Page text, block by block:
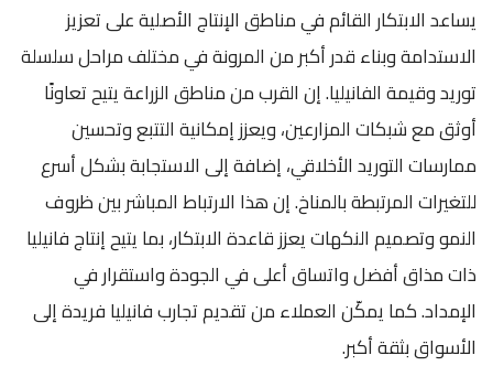
يساعد الابتكار القائم في مناطق الإنتاج الأصلية على تعزيز
الاستدامة وبناء قدر أكبر من المرونة في مختلف مراحل سلسلة
توريد وقيمة الفانيليا. إن القرب من مناطق الزراعة يتيح تعاونًا
أوثق مع شبكات المزارعين، ويعزز إمكانية التتبع وتحسين
ممارسات التوريد الأخلاقي، إضافة إلى الاستجابة بشكل أسرع
للتغيرات المرتبطة بالمناخ. إن هذا الارتباط المباشر بين ظروف
النمو وتصميم النكهات يعزز قاعدة الابتكار، بما يتيح إنتاج فانيليا
ذات مذاق أفضل واتساق أعلى في الجودة واستقرار في
الإمداد. كما يمكّن العملاء من تقديم تجارب فانيليا فريدة إلى
الأسواق بثقة أكبر.